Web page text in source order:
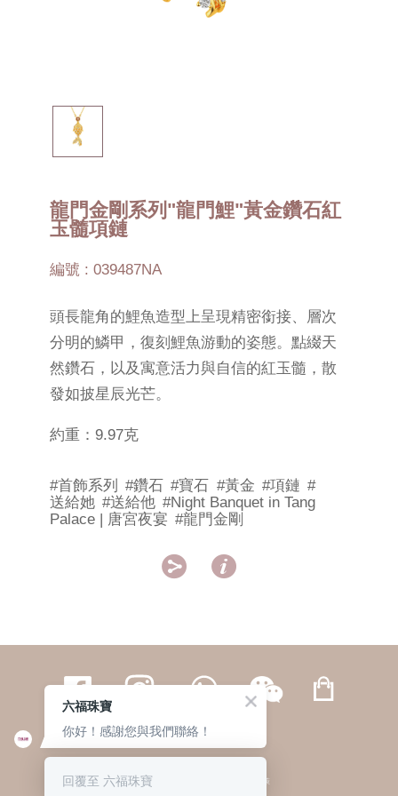
龍門金剛系列"龍門鯉"黃金鑽石紅
玉髓項鏈
編號 : 039487NA
頭長龍角的鯉魚造型上呈現精密銜接、層次
分明的鱗甲，復刻鯉魚游動的姿態。點綴天
然鑽石，以及寓意活力與自信的紅玉髓，散
發如披星辰光芒。
約重：9.97克
#首飾系列 #鑽石 #寶石 #黃金 #項鏈 #
送給她 #送給他 #Night Banquet in Tang
Palace | 唐宮夜宴 #龍門金剛
 
繁體 | 簡体
© 六福集團 版權所有 不得轉載 私隱政策
六福珠寶
你好！感謝您與我們聯絡！
回覆至 六福珠寶